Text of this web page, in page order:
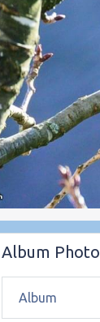
Album Photo
Album